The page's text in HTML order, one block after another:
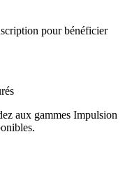
pour bénéficier
aux gammes Impulsion